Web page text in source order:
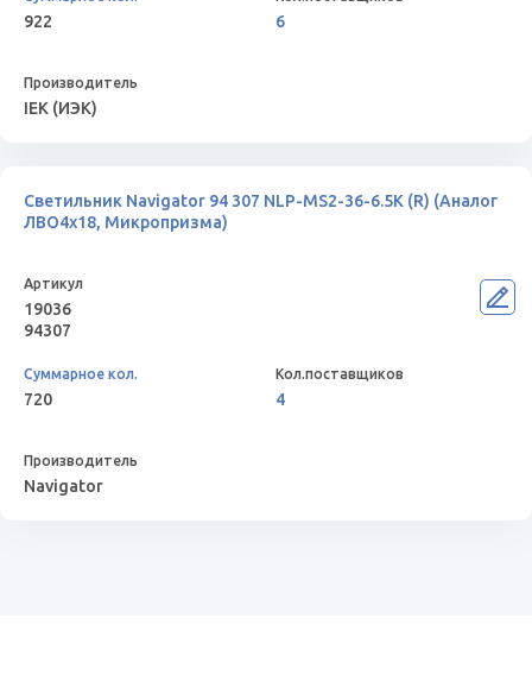
922 6
IEK (ИЭК)
Светильник Navigator 94 307 NLP-MS2-36-6.5K (R) (Аналог
ЛВО4х18, Микропризма)
19036
94307
720 4
Navigator